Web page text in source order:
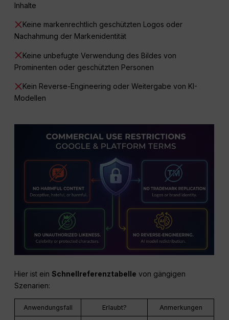
Inhalte
Keine markenrechtlich geschützten Logos oder
Nachahmung der Markenidentität
Keine unbefugte Verwendung des Bildes von
Prominenten oder geschützten Personen
Kein Reverse-Engineering oder Weitergabe von KI-
Modellen
Hier ist einSchnellreferenztabelle von gängigen
Szenarien:
Anwendungsfall Erlaubt? Anmerkungen